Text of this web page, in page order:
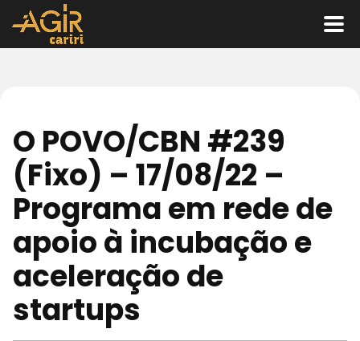
O POVO/CBN #239
(Fixo) – 17/08/22 –
Programa em rede de
apoio à incubação e
aceleração de
startups